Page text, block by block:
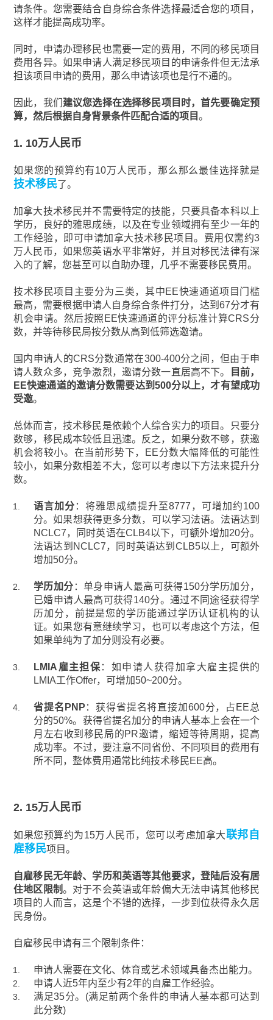
请条件。您需要结合自身综合条件选择最适合您的项目，
这样才能提高成功率。
同时，申请办理移民也需要一定的费用，不同的移民项目
费用各异。如果申请人满足移民项目的申请条件但无法承
担该项目申请的费用，那么申请该项也是行不通的。
因此，我们 建议您选择在选择移民项目时，首先要确定预
算，然后根据自身背景条件匹配合适的项目。
1. 10万人民币
如果您的预算约有10万人民币，那么那么最佳选择就是
技术移民了。
加拿大技术移民并不需要特定的技能，只要具备本科以上
学历，良好的雅思成绩，以及在专业领域拥有至少一年的
工作经验，即可申请加拿大技术移民项目。费用仅需约3
万人民币，如果您英语水平非常好，并且对移民法律有深
入的了解，您甚至可以自助办理，几乎不需要移民费用。
技术移民项目主要分为三类，其中EE快速通道项目门槛
最高，需要根据申请人自身综合条件打分，达到67分才有
机会申请。然后按照EE快速通道的评分标准计算CRS分
数，并等待移民局按分数从高到低筛选邀请。
国内申请人的CRS分数通常在300-400分之间，但由于申
请人数众多，竞争激烈，邀请分数一直居高不下。
目前，
EE快速通道的邀请分数需要达到500分以上，才有望成功
受邀。
总体而言，技术移民是依赖个人综合实力的项目。只要分
数够，移民成本较低且迅速。反之，如果分数不够，获邀
机会将较小。在当前形势下，EE分数大幅降低的可能性
较小，如果分数相差不大，您可以考虑以下方法来提升分
数。
语言加分 ：将雅思成绩提升至8777，可增加约100
分。如果想获得更多分数，可以学习法语。法语达到
NCLC7，同时英语在CLB4以下，可额外增加20分。
法语达到NCLC7，同时英语达到CLB5以上，可额外
增加50分。
学历加分 ：单身申请人最高可获得150分学历加分，
已婚申请人最高可获得140分。通过不同途径获得学
历加分，前提是您的学历能通过学历认证机构的认
证。如果您有意继续学习，也可以考虑这个方法，但
如果单纯为了加分则没有必要。
LMIA雇主担保 ：如申请人获得加拿大雇主提供的
LMIA工作Offer，可增加50~200分。
省提名PNP ：获得省提名将直接加600分，占EE总
分的50%。获得省提名加分的申请人基本上会在一个
月左右收到移民局的PR邀请，缩短等待周期，提高
成功率。不过，要注意不同省份、不同项目的费用有
所不同，整体费用通常比纯技术移民EE高。
2. 15万人民币
如果您预算约为15万人民币，您可以考虑加拿大联邦自
雇移民项目。
自雇移民无年龄、学历和英语等其他要求，登陆后没有居
住地区限制。对于不会英语或年龄偏大无法申请其他移民
项目的人而言，这是个不错的选择，一步到位获得永久居
民身份。
自雇移民申请有三个限制条件：
申请人需要在文化、体育或艺术领域具备杰出能力。
申请人近5年内至少有2年的自雇工作经验。
满足35分。(满足前两个条件的申请人基本都可达到
此分数)